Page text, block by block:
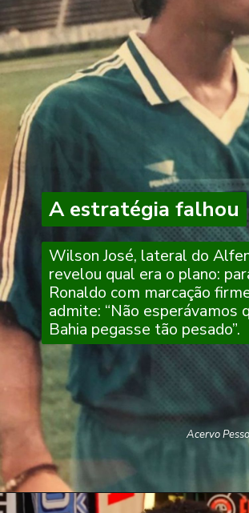
A estratégia falhou
A estratégia falhou
Wilson José, lateral do
revelou qual era o plano:
Ronaldo com marcação
admite: “Não esperávamos
Bahia pegasse tão pesado”.
Acervo